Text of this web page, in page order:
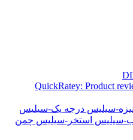
QuickRatey: Product
سیلیس درجه یک-سیلیس
سیلیس استخر-سیلیس چمن